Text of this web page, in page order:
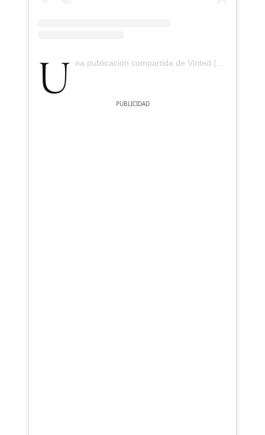
Una publicación compartida de Vinted (@vinted)